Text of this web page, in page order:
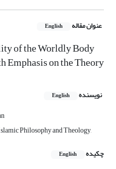
عنوان مقاله English
of the Worldly Body
Emphasis on the Theory
نویسنده English
Philosophy and Theology,
چکیده
English